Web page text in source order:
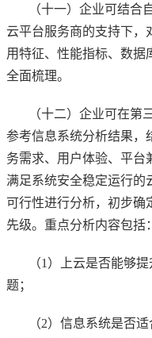
（十一）企业可结合
云平台服务商的支持下，
用特征、性能指标、数据
全面梳理。
（十二）企业可在第
参考信息系统分析结果，
务需求、用户体验、平台
满足系统安全稳定运行的
可行性进行分析，初步确
先级。重点分析内容包括：
（1）上云是否能够
题；
（2）信息系统是否